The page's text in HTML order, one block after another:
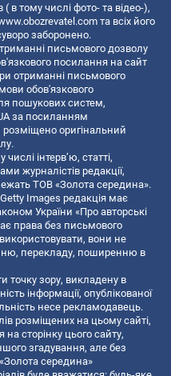
в тому числі фото- та відео-),
та всіх його
заборонено.
письмового дозволу
посилання на сайт
отриманні письмового
обов'язкового
пошукових систем,
за посиланням
розміщено оригінальний
інтерв’ю, статті,
журналістів редакції,
ТОВ «Золота середина».
Images редакція має
України «Про авторські
права без письмового
вони не
перекладу, поширенню в
точку зору, викладену в
інформації, опублікованої
несе рекламодавець.
розміщених на цьому сайті,
сторінку цього сайту,
згадування, але без
середина»